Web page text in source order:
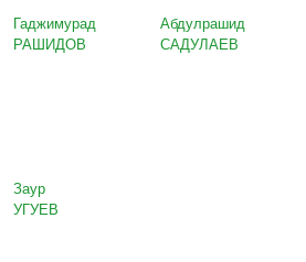
Гаджимурад
РАШИДОВ
Абдулрашид
САДУЛАЕВ
Заур
УГУЕВ